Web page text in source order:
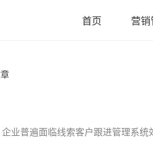
首页 营
业普遍面临线索客户跟进管理系